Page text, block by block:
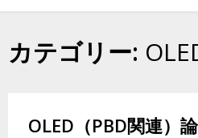
カテゴリー:
OLED（PBD関連）